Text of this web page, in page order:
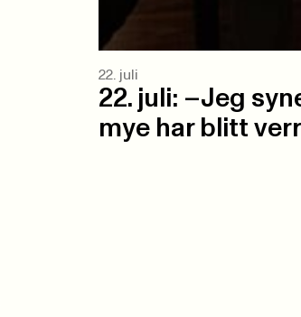
22. juli
22. juli: –Jeg
mye har blitt